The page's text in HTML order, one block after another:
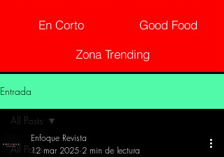
En Corto
Good Food
Zona Trending
Entrada
All Posts
All Posts
Enfoque Revista
12 mar 2025 2 min de lectura